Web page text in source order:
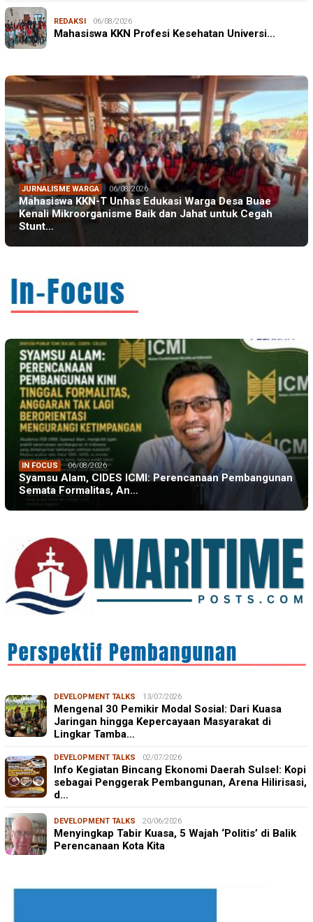
REDAKSI 06/08/2026
Mahasiswa KKN Profesi Kesehatan Universi…
JURNALISME WARGA 06/08/2026
Mahasiswa KKN-T Unhas Edukasi Warga Desa Buae
Kenali Mikroorganisme Baik dan Jahat untuk Cegah
Stunt…
IN FOCUS 06/08/2026
Syamsu Alam, CIDES ICMI: Perencanaan Pembangunan
Semata Formalitas, An…
DEVELOPMENT TALKS 13/07/2026
Mengenal 30 Pemikir Modal Sosial: Dari Kuasa
Jaringan hingga Kepercayaan Masyarakat di
Lingkar Tamba…
DEVELOPMENT TALKS 02/07/2026
Info Kegiatan Bincang Ekonomi Daerah Sulsel: Kopi
sebagai Penggerak Pembangunan, Arena Hilirisasi,
d…
DEVELOPMENT TALKS 20/06/2026
Menyingkap Tabir Kuasa, 5 Wajah ‘Politis’ di Balik
Perencanaan Kota Kita